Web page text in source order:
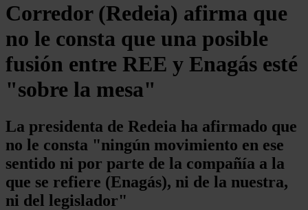
Corredor (Redeia) afirma que
no le consta que una posible
fusión entre REE y Enagás esté
"sobre la mesa"
La presidenta de Redeia ha afirmado que
no le consta "ningún movimiento en ese
sentido ni por parte de la compañía a la
que se refiere (Enagás), ni de la nuestra,
ni del legislador"